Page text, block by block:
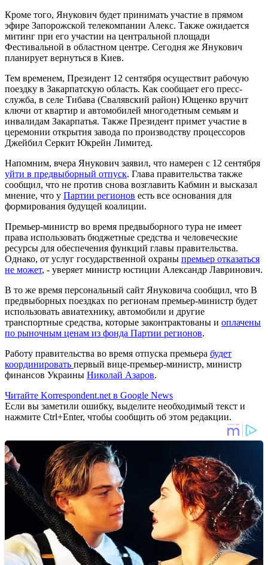
Кроме того, Янукович будет принимать участие в прямом
эфире Запорожской телекомпании Алекс. Также ожидается
митинг при его участии на центральной площади
Фестивальной в областном центре. Сегодня же Янукович
планирует вернуться в Киев.
Тем временем, Президент 12 сентября осуществит рабочую
поездку в Закарпатскую область. Как сообщает его пресс-
служба, в селе Тибава (Свалявский район) Ющенко вручит
ключи от квартир и автомобилей многодетным семьям и
инвалидам Закарпатья. Также Президент примет участие в
церемонии открытия завода по производству процессоров
Джейбил Серкит Юкрейн Лимитед.
Напомним, вчера Янукович заявил, что намерен с 12 сентября
уйти в предвыборный отпуск. Глава правительства также
сообщил, что не против снова возглавить Кабмин и высказал
мнение, что у Партии регионов есть все основания для
формирования будущей коалиции.
Премьер-министр во время предвыборного тура не имеет
права использовать бюджетные средства и человеческие
ресурсы для обеспечения функций главы правительства.
Однако, от услуг государственной охраны премьер отказаться
не может, - уверяет министр юстиции Александр Лавринович.
В то же время персональный сайт Януковича сообщил, что В
предвыборных поездках по регионам премьер-министр будет
использовать авиатехнику, автомобили и другие
транспортные средства, которые законтрактованы и оплачены
по рыночным ценам из фонда Партии регионoв.
Работу правительства во время отпуска премьера будет
координировать первый вице-премьер-министр, министр
финансов Украины Николай Азаров.
Читайте Korrespondent.net в Google News
Если вы заметили ошибку, выделите необходимый текст и
нажмите Ctrl+Enter, чтобы сообщить об этом редакции.